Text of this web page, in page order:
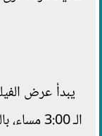
الـ 3:00